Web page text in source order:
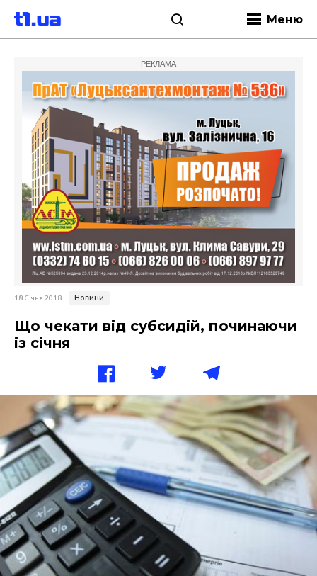
Меню
РЕКЛАМА
18 Січня 2018 Новини
Що чекати від субсидій, починаючи
із січня